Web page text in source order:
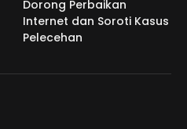
Dorong Perbaikan
Internet dan Soroti Kasus
Pelecehan